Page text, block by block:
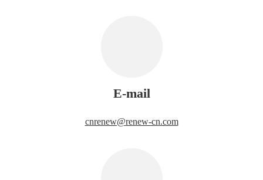
E-mail
cnrenew@renew-cn.com